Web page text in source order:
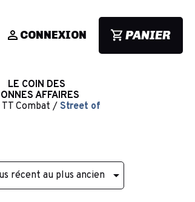
CONNEXION PANIER
LE COIN DES
AFFAIRES
TT Combat
Street of
récent au plus ancien 